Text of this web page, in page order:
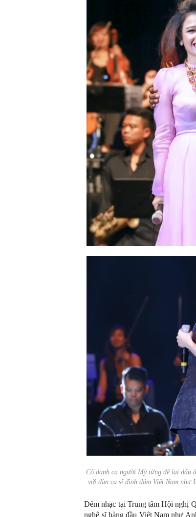
Cố danh ca người Mỹ từng để lại dấu
với dàn ca sĩ đình đám Việt Nam
Đêm nhạc tại Trung tâm Hội nghị
nghệ sĩ hàng đầu Việt Nam như